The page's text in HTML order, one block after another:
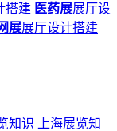
搭建 医药展展厅设
展展厅设计搭建
知识
上海展览知